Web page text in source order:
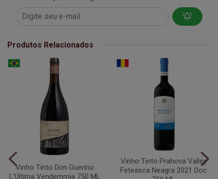
Produtos Relacionados
Vinho Tinto Don Guerino
L'Última Vendemmia 750 ML
Vinho Tinto Prahova Valley
Feteasca Neagra 2021 Doc